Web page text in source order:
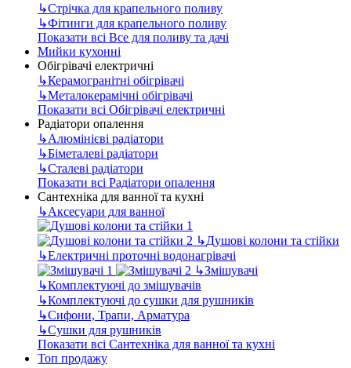
↳Стрічка для крапельного поливу
↳Фітинги для крапельного поливу
Показати всі Все для поливу та дачі
Мийки кухонні
Обігрівачі електричні
↳Керамогранітні обігрівачі
↳Металокерамічні обігрівачі
Показати всі Обігрівачі електричні
Радіатори опалення
↳Алюмінієві радіатори
↳Біметалеві радіатори
↳Сталеві радіатори
Показати всі Радіатори опалення
Сантехніка для ванної та кухні
↳Аксесуари для ванної
↳Душові колони та стійки
↳Електричні проточні водонагрівачі
↳Змішувачі
↳Комплектуючі до змішувачів
↳Комплектуючі до сушки для рушників
↳Сифони, Трапи, Арматура
↳Сушки для рушників
Показати всі Сантехніка для ванної та кухні
Топ продажу